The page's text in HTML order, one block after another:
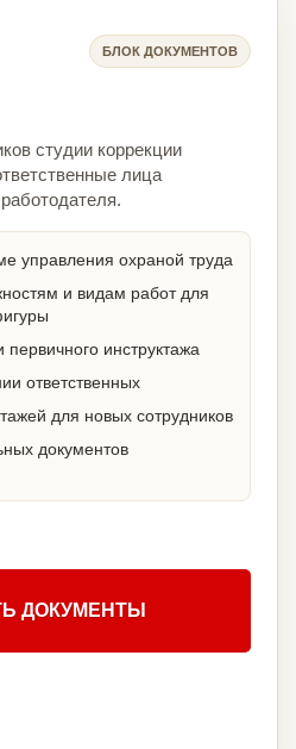
БЛОК ДОКУМЕНТОВ
студии коррекции
лица
управления охраной труда
и видам работ для
инструктажа
ответственных
для новых сотрудников
документов
ДОКУМЕНТЫ